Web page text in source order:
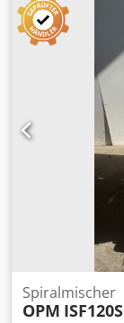
mm,
garantierter
DETAILS
Bauhöhe: 2.520
mit Freihub
Ah Baujahr
Spiralmischer
OPM ISF120S